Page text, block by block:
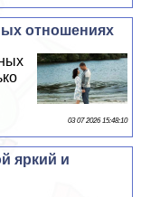
отношениях
03 07 2026 15:48:10
яркий и